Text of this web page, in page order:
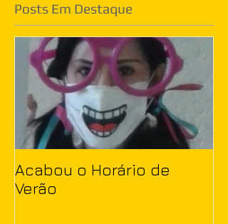
Posts Em Destaque
Acabou o Horário de
Verão